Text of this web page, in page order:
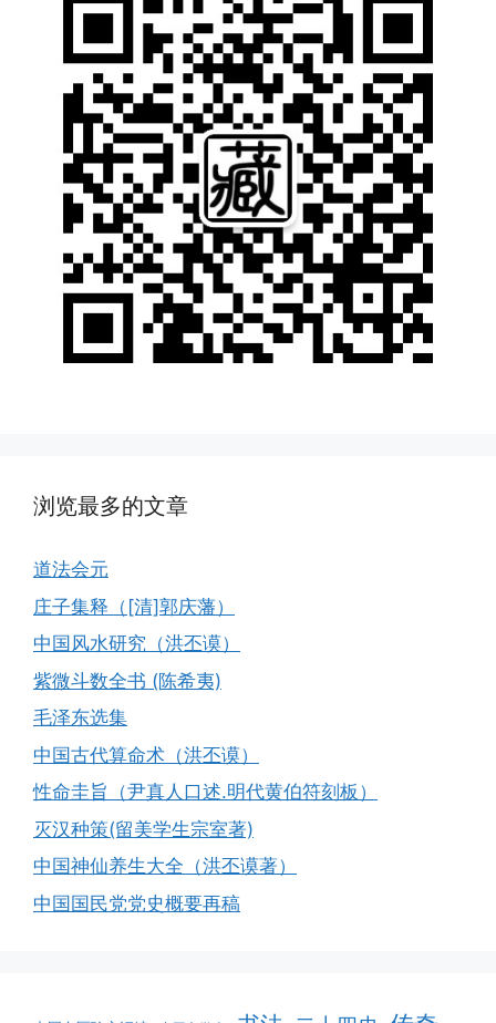
浏览最多的文章
道法会元
庄子集释（[清]郭庆藩）
中国风水研究（洪丕谟）
紫微斗数全书 (陈希夷)
毛泽东选集
中国古代算命术（洪丕谟）
性命圭旨（尹真人口述.明代黄伯符刻板）
灭汉种策(留美学生宗室著)
中国神仙养生大全（洪丕谟著）
中国国民党党史概要再稿